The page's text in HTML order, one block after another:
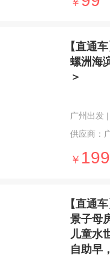
￥
【直通
螺洲海
＞
广州出发
供应商：
￥ 199
【直通
景子母
儿童水
自助早